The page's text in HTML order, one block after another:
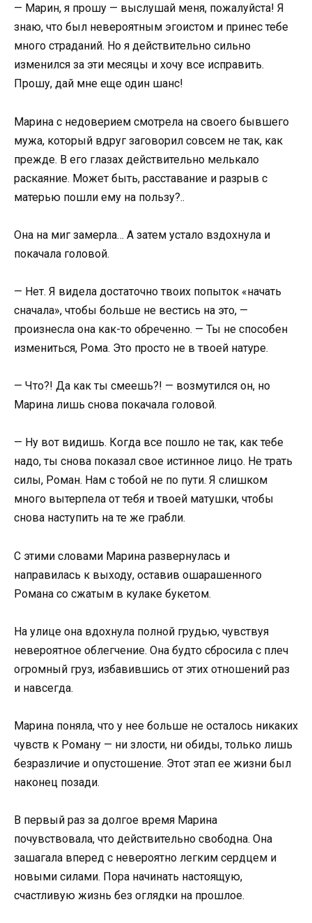
— Марин, я прошу — выслушай меня, пожалуйста! Я
знаю, что был невероятным эгоистом и принес тебе
много страданий. Но я действительно сильно
изменился за эти месяцы и хочу все исправить.
Прошу, дай мне еще один шанс!
Марина с недоверием смотрела на своего бывшего
мужа, который вдруг заговорил совсем не так, как
прежде. В его глазах действительно мелькало
раскаяние. Может быть, расставание и разрыв с
матерью пошли ему на пользу?..
Она на миг замерла… А затем устало вздохнула и
покачала головой.
— Нет. Я видела достаточно твоих попыток «начать
сначала», чтобы больше не вестись на это, —
произнесла она как-то обреченно. — Ты не способен
измениться, Рома. Это просто не в твоей натуре.
— Что?! Да как ты смеешь?! — возмутился он, но
Марина лишь снова покачала головой.
— Ну вот видишь. Когда все пошло не так, как тебе
надо, ты снова показал свое истинное лицо. Не трать
силы, Роман. Нам с тобой не по пути. Я слишком
много вытерпела от тебя и твоей матушки, чтобы
снова наступить на те же грабли.
С этими словами Марина развернулась и
направилась к выходу, оставив ошарашенного
Романа со сжатым в кулаке букетом.
На улице она вдохнула полной грудью, чувствуя
невероятное облегчение. Она будто сбросила с плеч
огромный груз, избавившись от этих отношений раз
и навсегда.
Марина поняла, что у нее больше не осталось никаких
чувств к Роману — ни злости, ни обиды, только лишь
безразличие и опустошение. Этот этап ее жизни был
наконец позади.
В первый раз за долгое время Марина
почувствовала, что действительно свободна. Она
зашагала вперед с невероятно легким сердцем и
новыми силами. Пора начинать настоящую,
счастливую жизнь без оглядки на прошлое.